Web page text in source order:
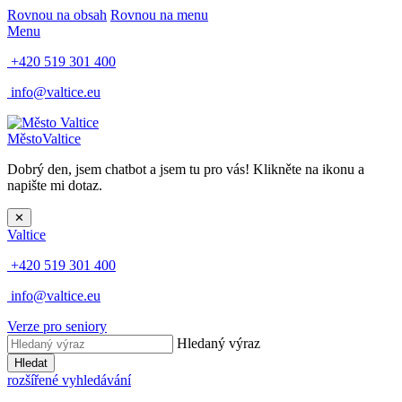
Rovnou na obsah Rovnou na menu
Menu
+420 519 301 400
info@valtice.eu
MěstoValtice
Dobrý den, jsem chatbot a jsem tu pro vás! Klikněte na ikonu a
napište mi dotaz.
✕
Valtice
+420 519 301 400
info@valtice.eu
Verze pro seniory
Hledaný výraz
Hledat
rozšířené vyhledávání